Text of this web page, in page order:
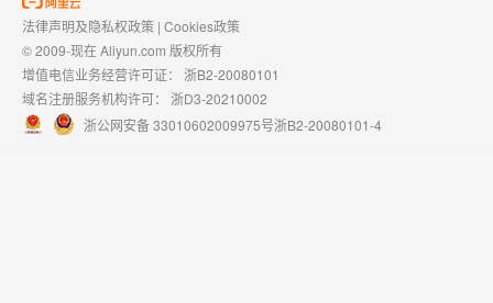
法律声明及隐私权政策 | Cookies政策
© 2009-现在 Aliyun.com 版权所有
增值电信业务经营许可证： 浙B2-20080101
域名注册服务机构许可： 浙D3-20210002
浙公网安备 33010602009975号浙B2-20080101-4